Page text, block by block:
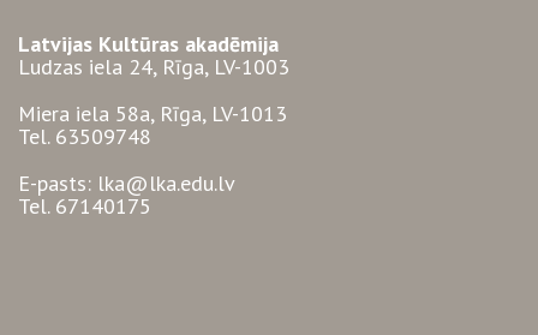
Latvijas Kultūras akadēmija
Ludzas iela 24, Rīga, LV-1003
Miera iela 58a, Rīga, LV-1013
Tel. 63509748
E-pasts: lka@lka.edu.lv
Tel. 67140175